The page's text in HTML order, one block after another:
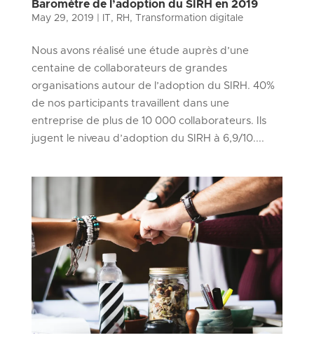
Baromètre de l’adoption du SIRH en 2019
May 29, 2019 IT, RH , Transformation digitale
Nous avons réalisé une étude auprès d’une
centaine de collaborateurs de grandes
organisations autour de l’adoption du SIRH. 40%
de nos participants travaillent dans une
entreprise de plus de 10 000 collaborateurs. Ils
jugent le niveau d’adoption du SIRH à 6,9/10....